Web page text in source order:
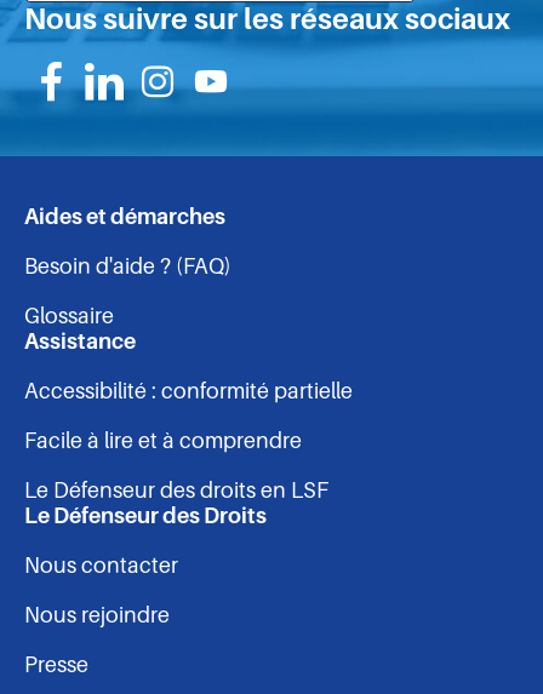
Nous suivre sur les réseaux sociaux
Suivez-
nous
Suivez-
nous
Suivez-
nous
Suivez-
nous
Navigation
-
pied
de
page
Aides et démarches
Besoin d'aide ? (FAQ)
Glossaire
Assistance
Accessibilité : conformité partielle
Facile à lire et à comprendre
Le Défenseur des droits en LSF
Le Défenseur des Droits
Nous contacter
Nous rejoindre
Presse